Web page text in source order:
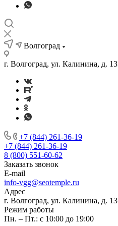
Волгоград
г. Волгоград, ул. Калинина, д. 13
+7 (844) 261-36-19
+7 (844) 261-36-19
8 (800) 551-60-62
Заказать звонок
E-mail
info-vgg@seotemple.ru
Адрес
г. Волгоград, ул. Калинина, д. 13
Режим работы
Пн. – Пт.: с 10:00 до 19:00